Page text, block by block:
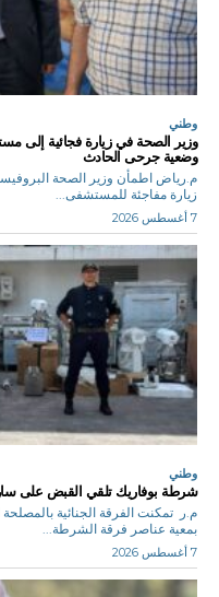
وطني
وزير الصحة في زيارة فجائية
وضعية جرحى الحادث
م.رياض اطمأن وزير الصحة
زيارة مفاجئة للمستشفى...
7 أغسطس 2026
وطني
شرطة بوفاريك تلقي القبض على
م.ر تمكنت الفرقة الجنائية
بمعية عناصر فرقة الشرطة...
7 أغسطس 2026